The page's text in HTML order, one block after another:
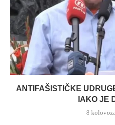
ANTIFAŠISTIČKE
IAKO JE
8